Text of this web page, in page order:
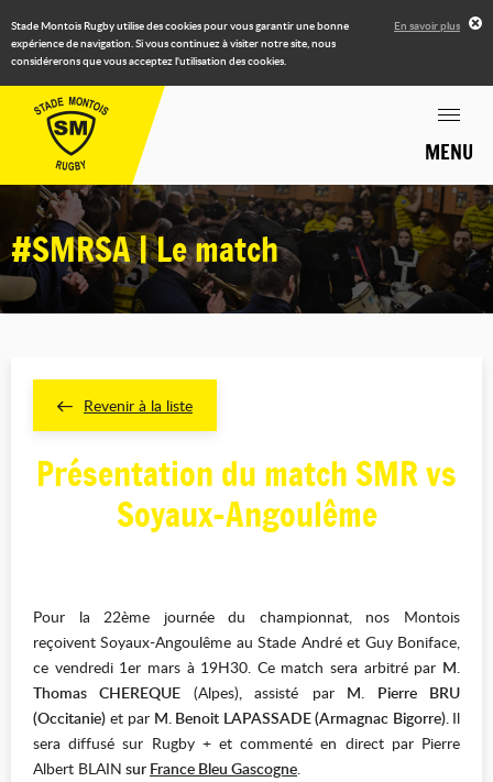
Stade Montois Rugby utilise des cookies pour vous garantir une bonne
expérience de navigation. Si vous continuez à visiter notre site, nous
considérerons que vous acceptez l'utilisation des cookies.
En savoir plus
MENU
#SMRSA | Le match
Revenir à la liste
Présentation du match SMR vs
Soyaux-Angoulême
Pour la 22ème journée du championnat, nos Montois
reçoivent Soyaux-Angoulême au Stade André et Guy Boniface,
ce vendredi 1er mars à 19H30. Ce match sera arbitré par M.
Thomas CHEREQUE (Alpes),assisté parM. Pierre BRU
(Occitanie) et par M. Benoit LAPASSADE(Armagnac Bigorre). Il
sera diffusé sur Rugby + et commenté en direct par Pierre
Albert BLAIN sur France Bleu Gascogne.